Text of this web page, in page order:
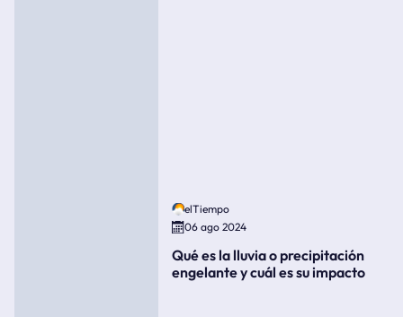
elTiempo
06 ago 2024
Qué es la lluvia o precipitación
engelante y cuál es su impacto